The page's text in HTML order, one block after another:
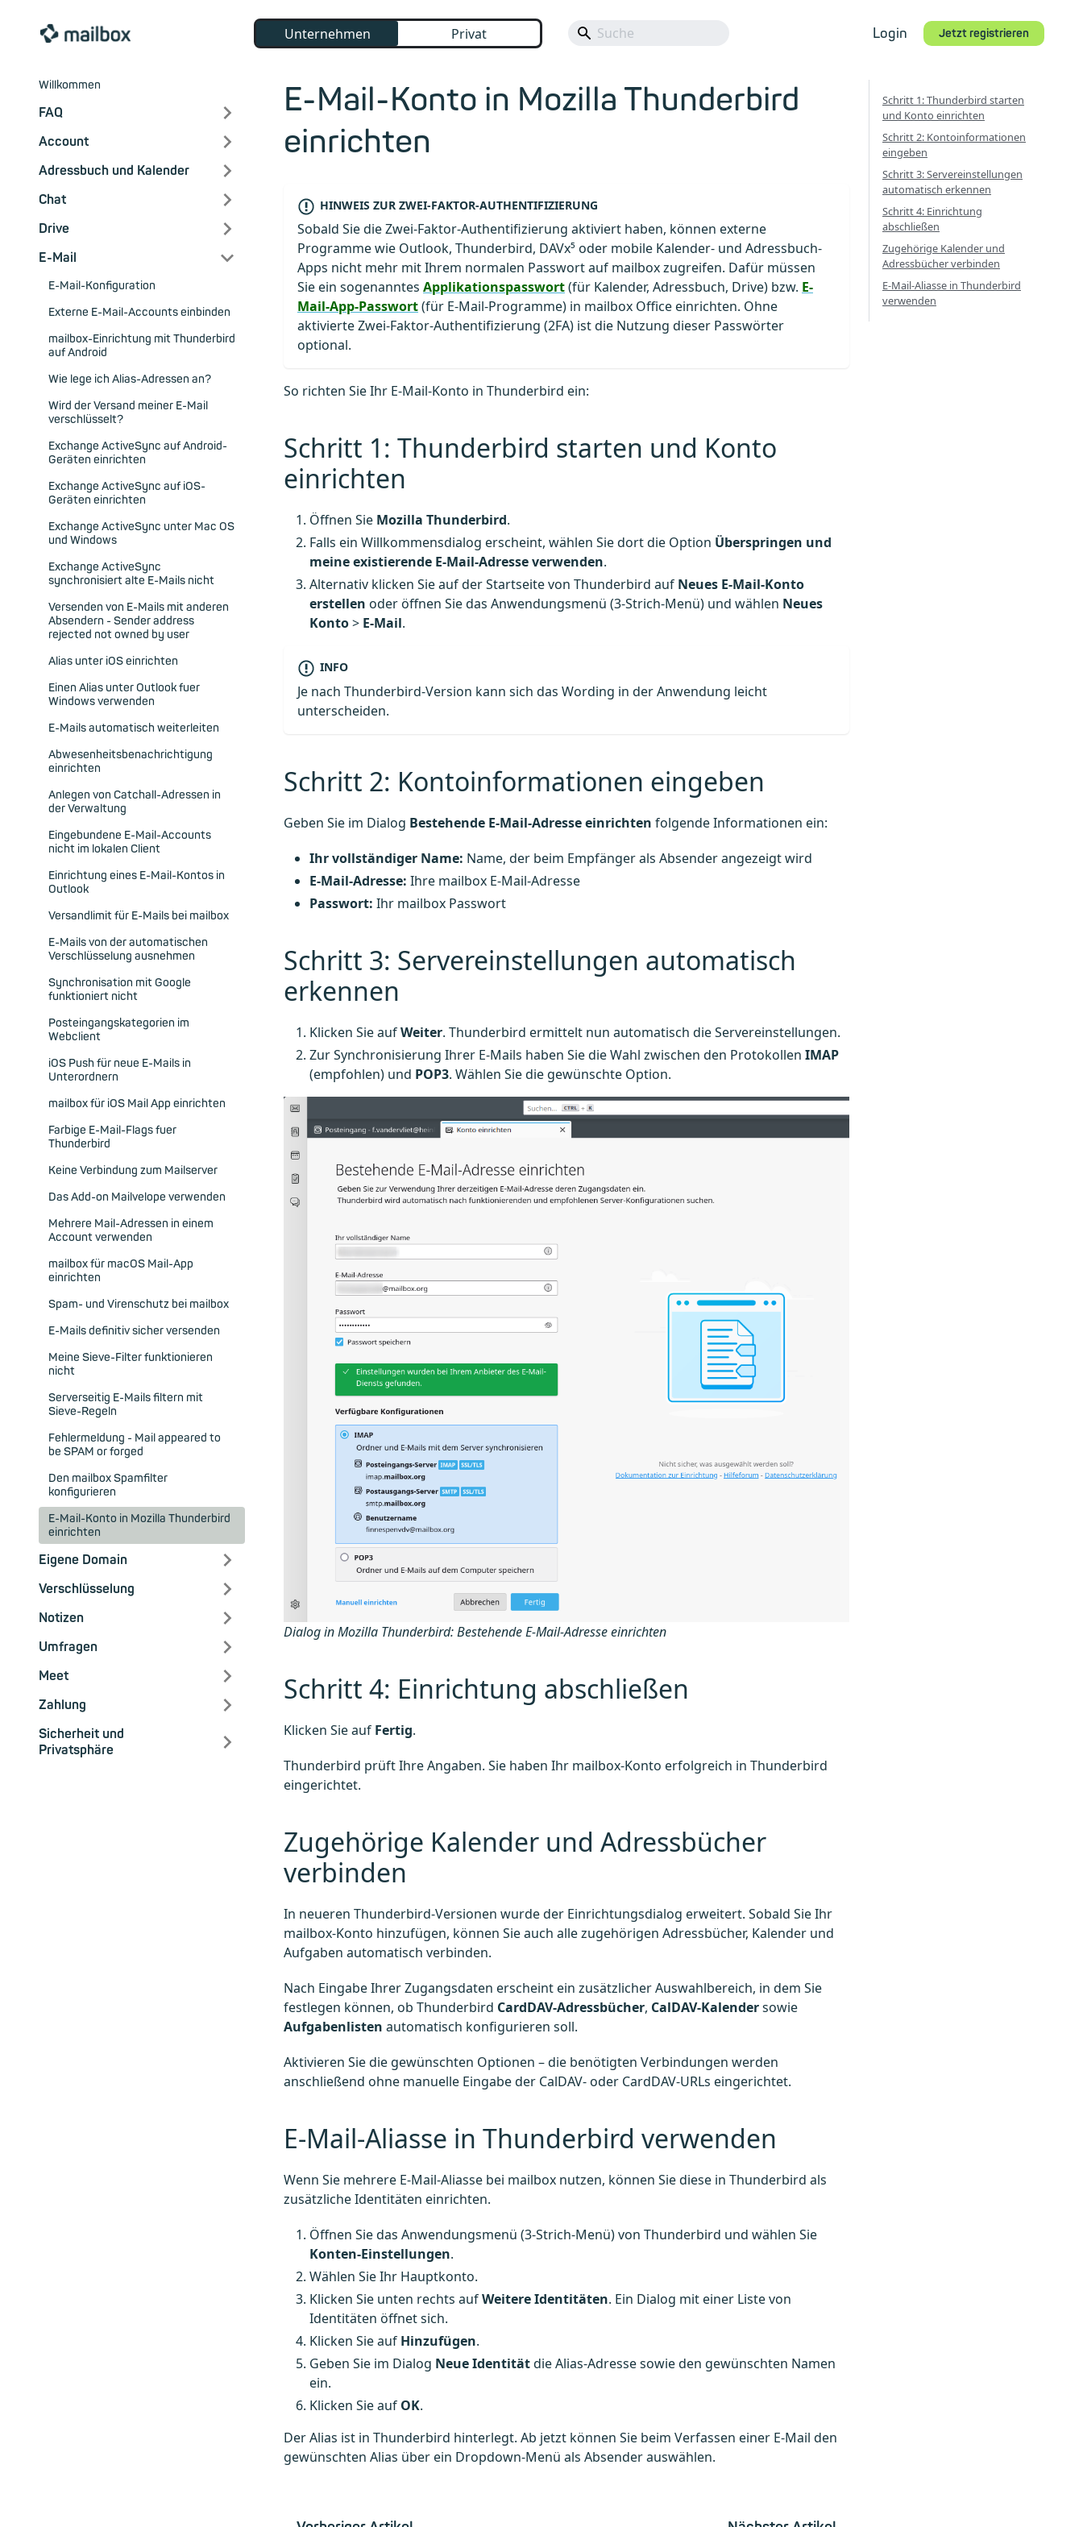
Unternehmen Privat Login Jetzt registrieren
Willkommen
FAQ
Account
Adressbuch und Kalender
Chat
Drive
E-Mail
E-Mail-Konfiguration
Externe E-Mail-Accounts einbinden
mailbox-Einrichtung mit Thunderbird
auf Android
Wie lege ich Alias-Adressen an?
Wird der Versand meiner E-Mail
verschlüsselt?
Exchange ActiveSync auf Android-
Geräten einrichten
Exchange ActiveSync auf iOS-
Geräten einrichten
Exchange ActiveSync unter Mac OS
und Windows
Exchange ActiveSync
synchronisiert alte E-Mails nicht
Versenden von E-Mails mit anderen
Absendern - Sender address
rejected not owned by user
Alias unter iOS einrichten
Einen Alias unter Outlook fuer
Windows verwenden
E-Mails automatisch weiterleiten
Abwesenheitsbenachrichtigung
einrichten
Anlegen von Catchall-Adressen in
der Verwaltung
Eingebundene E-Mail-Accounts
nicht im lokalen Client
Einrichtung eines E-Mail-Kontos in
Outlook
Versandlimit für E-Mails bei mailbox
E-Mails von der automatischen
Verschlüsselung ausnehmen
Synchronisation mit Google
funktioniert nicht
Posteingangskategorien im
Webclient
iOS Push für neue E-Mails in
Unterordnern
mailbox für iOS Mail App einrichten
Farbige E-Mail-Flags fuer
Thunderbird
Keine Verbindung zum Mailserver
Das Add-on Mailvelope verwenden
Mehrere Mail-Adressen in einem
Account verwenden
mailbox für macOS Mail-App
einrichten
Spam- und Virenschutz bei mailbox
E-Mails definitiv sicher versenden
Meine Sieve-Filter funktionieren
nicht
Serverseitig E-Mails filtern mit
Sieve-Regeln
Fehlermeldung - Mail appeared to
be SPAM or forged
Den mailbox Spamfilter
konfigurieren
E-Mail-Konto in Mozilla Thunderbird
einrichten
Eigene Domain
Verschlüsselung
Notizen
Umfragen
Meet
Zahlung
Sicherheit und
Privatsphäre
E-Mail-Konto in Mozilla Thunderbird
einrichten
HINWEIS ZUR ZWEI-FAKTOR-AUTHENTIFIZIERUNG
Sobald Sie die Zwei-Faktor-Authentifizierung aktiviert haben, können externe
Programme wie Outlook, Thunderbird, DAVx⁵ oder mobile Kalender- und Adressbuch-
Apps nicht mehr mit Ihrem normalen Passwort auf mailbox zugreifen. Dafür müssen
Sie ein sogenanntes Applikationspasswort(für Kalender, Adressbuch, Drive) bzw. E-
Mail-App-Passwort(für E-Mail-Programme) in mailbox Office einrichten. Ohne
aktivierte Zwei-Faktor-Authentifizierung (2FA) ist die Nutzung dieser Passwörter
optional.
So richten Sie Ihr E-Mail-Konto in Thunderbird ein:
Schritt 1: Thunderbird starten und Konto
einrichten
Öffnen Sie Mozilla Thunderbird.
Falls ein Willkommensdialog erscheint, wählen Sie dort die Option Überspringen und
meine existierende E-Mail-Adresse verwenden.
Alternativ klicken Sie auf der Startseite von Thunderbird auf Neues E-Mail-Konto
erstellen oder öffnen Sie das Anwendungsmenü (3-Strich-Menü) und wählen Neues
Konto> E-Mail.
INFO
Je nach Thunderbird-Version kann sich das Wording in der Anwendung leicht
unterscheiden.
Schritt 2: Kontoinformationen eingeben
Geben Sie im Dialog Bestehende E-Mail-Adresse einrichten folgende Informationen ein:
Ihr vollständiger Name: Name, der beim Empfänger als Absender angezeigt wird
E-Mail-Adresse: Ihre mailbox E-Mail-Adresse
Passwort: Ihr mailbox Passwort
Schritt 3: Servereinstellungen automatisch
erkennen
Klicken Sie aufWeiter. Thunderbird ermittelt nun automatisch die Servereinstellungen.
Zur Synchronisierung Ihrer E-Mails haben Sie die Wahl zwischen den Protokollen IMAP
(empfohlen) und POP3. Wählen Sie die gewünschte Option.
Dialog in Mozilla Thunderbird: Bestehende E-Mail-Adresse einrichten
Schritt 4: Einrichtung abschließen
Klicken Sie auf Fertig.
Thunderbird prüft Ihre Angaben. Sie haben Ihr mailbox-Konto erfolgreich in Thunderbird
eingerichtet.
Zugehörige Kalender und Adressbücher
verbinden
In neueren Thunderbird-Versionen wurde der Einrichtungsdialog erweitert. Sobald Sie Ihr
mailbox-Konto hinzufügen, können Sie auch alle zugehörigen Adressbücher, Kalender und
Aufgaben automatisch verbinden.
Nach Eingabe Ihrer Zugangsdaten erscheint ein zusätzlicher Auswahlbereich, in dem Sie
festlegen können, ob Thunderbird CardDAV-Adressbücher, CalDAV-Kalendersowie
Aufgabenlisten automatisch konfigurieren soll.
Aktivieren Sie die gewünschten Optionen – die benötigten Verbindungen werden
anschließend ohne manuelle Eingabe der CalDAV- oder CardDAV-URLs eingerichtet.
E-Mail-Aliasse in Thunderbird verwenden
Wenn Sie mehrere E-Mail-Aliasse bei mailbox nutzen, können Sie diese in Thunderbird als
zusätzliche Identitäten einrichten.
Öffnen Sie das Anwendungsmenü (3-Strich-Menü) von Thunderbird und wählen Sie
Konten-Einstellungen.
Wählen Sie Ihr Hauptkonto.
Klicken Sie unten rechts aufWeitere Identitäten. Ein Dialog mit einer Liste von
Identitäten öffnet sich.
Klicken Sie auf Hinzufügen.
Geben Sie im Dialog Neue Identitätdie Alias-Adresse sowie den gewünschten Namen
ein.
Klicken Sie auf OK.
Der Alias ist in Thunderbird hinterlegt. Ab jetzt können Sie beim Verfassen einer E-Mail den
gewünschten Alias über ein Dropdown-Menü als Absender auswählen.
Schritt 1: Thunderbird starten
und Konto einrichten
Schritt 2: Kontoinformationen
eingeben
Schritt 3: Servereinstellungen
automatisch erkennen
Schritt 4: Einrichtung
abschließen
Zugehörige Kalender und
Adressbücher verbinden
E-Mail-Aliasse in Thunderbird
verwenden